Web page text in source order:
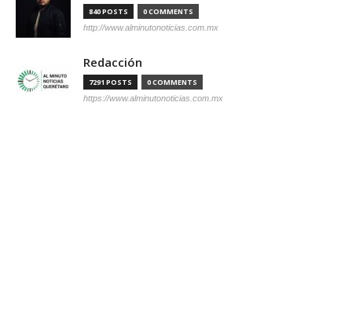
840 POSTS 0 COMMENTS
http://www.alminutonoticias.com.mx
Redacción
7291 POSTS 0 COMMENTS
https://www.alminutonoticias.com.mx